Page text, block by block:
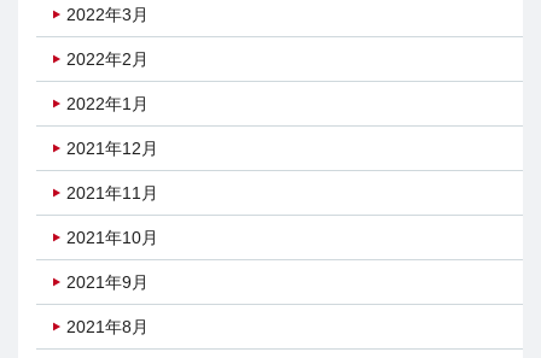
2022年3月
2022年2月
2022年1月
2021年12月
2021年11月
2021年10月
2021年9月
2021年8月